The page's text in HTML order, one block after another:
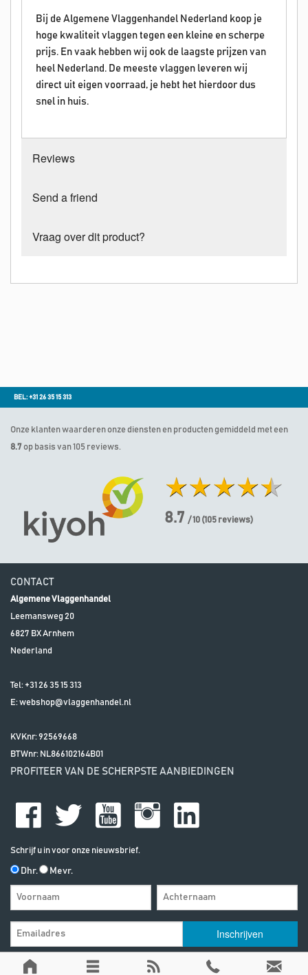
Bij de Algemene Vlaggenhandel Nederland koop je
hoge kwaliteit vlaggen tegen een kleine en scherpe
prijs. En vaak hebben wij ook de laagste prijzen van
heel Nederland. De meeste vlaggen leveren wij
direct uit eigen voorraad, je hebt het hierdoor dus
snel in huis.
Reviews
Send a friend
Vraag over dit product?
BEL: +31 26 35 15 313
Onze klanten waarderen onze diensten en producten gemiddeld met een
8.7 op basis van 105 reviews.
8.7 / 10 (105 reviews)
CONTACT
Algemene Vlaggenhandel
Leemansweg 20
6827 BXArnhem
Nederland
Tel: +31 26 35 15 313
E:webshop@vlaggenhandel.nl
KVKnr: 92569668
BTWnr: NL866102164B01
PROFITEER VAN DE SCHERPSTE AANBIEDINGEN
Schrijf u in voor onze nieuwsbrief.
Dhr. Mevr.
Algemene Voorwaarden| | Alle vermelde prijzen zijn exclusief btw, tenzij